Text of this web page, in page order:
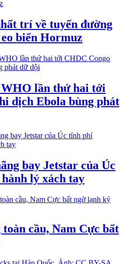
trí về tuyến đường
biển Hormuz
lần thứ hai tới
dịch Ebola bùng phát
bay Jetstar của Úc
lý xách tay
cầu, Nam Cực bất